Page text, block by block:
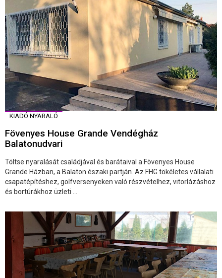
KIADÓ NYARALÓ
Fövenyes House Grande Vendégház
Balatonudvari
Töltse nyaralását családjával és barátaival a Fövenyes House
Grande Házban, a Balaton északi partján. Az FHG tökéletes vállalati
csapatépítéshez, golfversenyeken való részvételhez, vitorlázáshoz
és bortúrákhoz üzleti ...